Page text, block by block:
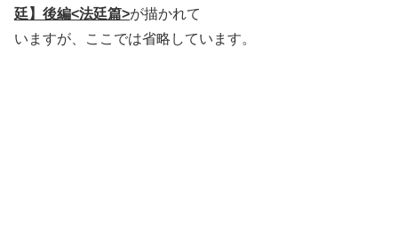
廷】後編<法廷篇>が描かれて
いますが、ここでは省略しています。